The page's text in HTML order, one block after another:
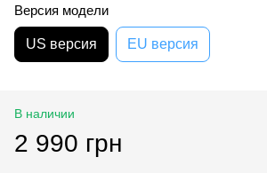
Версия модели
US версия EU версия
В наличии
2 990 грн